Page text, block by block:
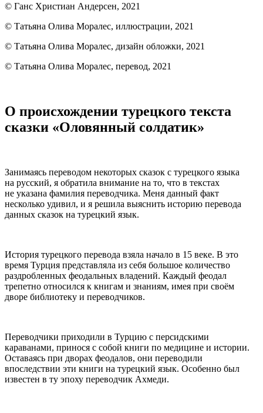
© Ганс Христиан Андерсен, 2021
© Татьяна Олива Моралес, иллюстрации, 2021
© Татьяна Олива Моралес, дизайн обложки, 2021
© Татьяна Олива Моралес, перевод, 2021
О происхождении турецкого текста
сказки «Оловянный солдатик»
Занимаясь переводом некоторых сказок с турецкого языка
на русский, я обратила внимание на то, что в текстах
не указана фамилия переводчика. Меня данный факт
несколько удивил, и я решила выяснить историю перевода
данных сказок на турецкий язык.
История турецкого перевода взяла начало в 15 веке. В это
время Турция представляла из себя большое количество
раздробленных феодальных владений. Каждый феодал
трепетно относился к книгам и знаниям, имея при своём
дворе библиотеку и переводчиков.
Переводчики приходили в Турцию с персидскими
караванами, принося с собой книги по медицине и истории.
Оставаясь при дворах феодалов, они переводили
впоследствии эти книги на турецкий язык. Особенно был
известен в ту эпоху переводчик Ахмеди.